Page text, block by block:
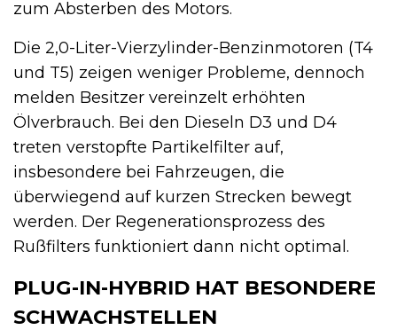
zum Absterben des Motors.
Die 2,0-Liter-Vierzylinder-Benzinmotoren (T4
und T5) zeigen weniger Probleme, dennoch
melden Besitzer vereinzelt erhöhten
Ölverbrauch. Bei den Dieseln D3 und D4
treten verstopfte Partikelfilter auf,
insbesondere bei Fahrzeugen, die
überwiegend auf kurzen Strecken bewegt
werden. Der Regenerationsprozess des
Rußfilters funktioniert dann nicht optimal.
PLUG-IN-HYBRID HAT BESONDERE
SCHWACHSTELLEN